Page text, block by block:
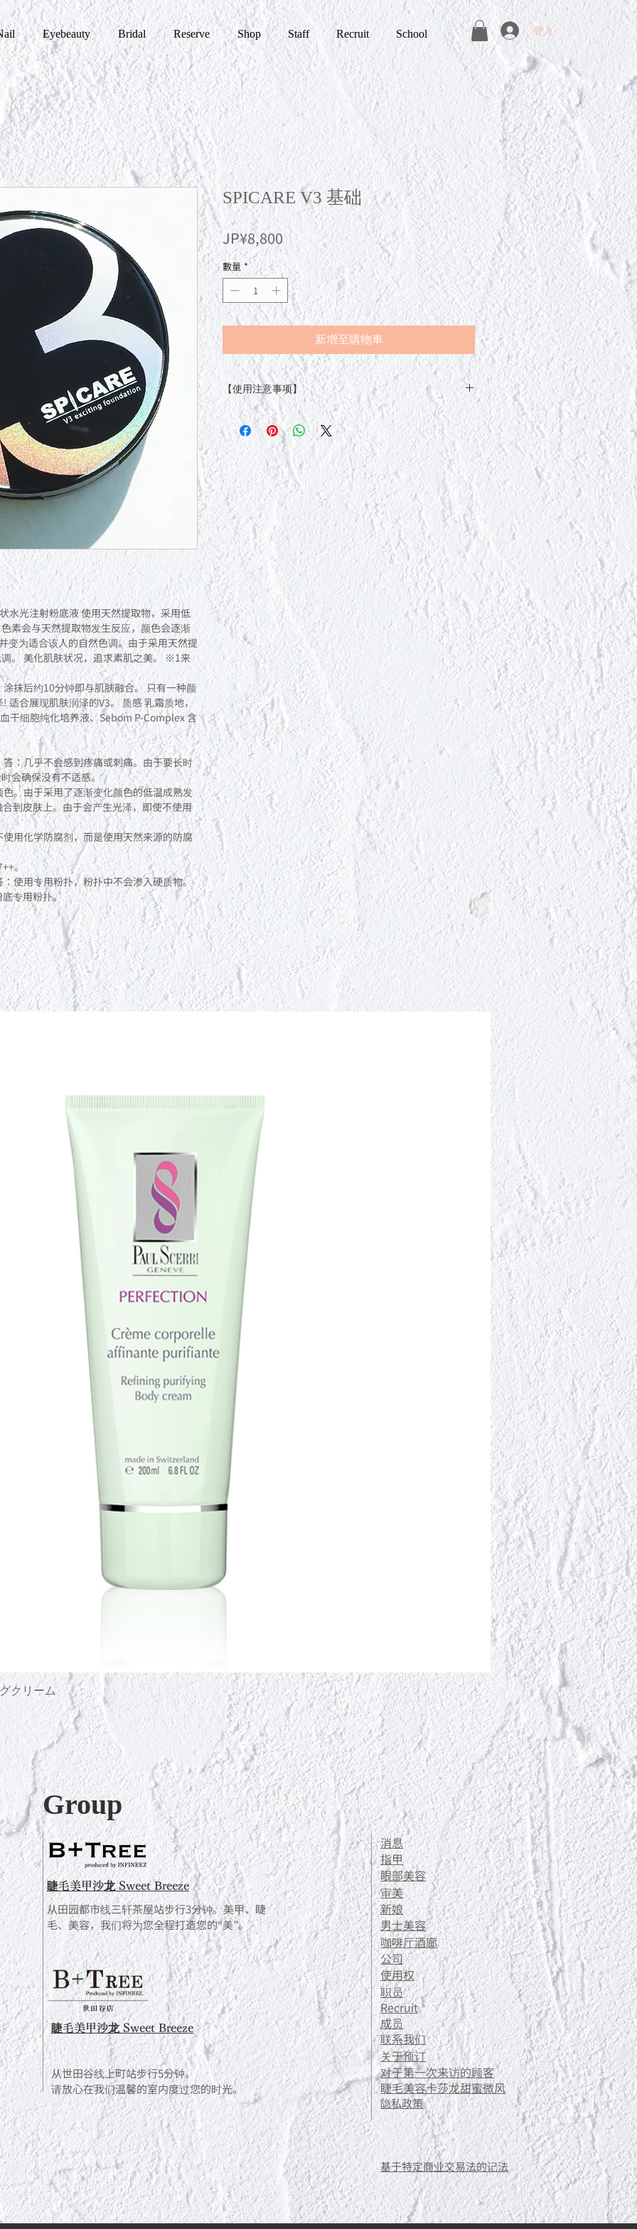
Eyebeauty Bridal Reserve Shop Staff Recruit School 登入
水光注射粉底液 使用天然提取物，采用低
素会与天然提取物发生反应，颜色会逐渐
为适合该人的自然色调。由于采用天然提
。 美化肌肤状况，追求素肌之美。 ※1来
抹后约10分钟即与肌肤融合。 只有一种颜
适合展现肌肤润泽的V3。 质感 乳霜质地，
干细胞纯化培养液、Sebom P-Complex 含
：几乎不会感到疼痛或刺痛。由于要长时
会确保没有不适感。
。由于采用了逐渐变化颜色的低温成熟发
到皮肤上。由于会产生光泽，即使不使用
用化学防腐剂，而是使用天然来源的防腐
。
使用专用粉扑，粉扑中不会渗入硬质物。
专用粉扑。
SPICARE V3 基础
JP¥8,800價
格
數量 *
新增至購物車
【使用注意事项】
由于产品特性，您可能会感到刺痛感，但这不会造成任何
问题，请放心使用。
如果化妆品不适合您的皮肤，即出现以下情况，请立即停
止使用。继续使用化妆品可能会使症状恶化，因此我们建
议您咨询皮肤科医生。
・使用过程中出现皮肤粗糙、发红、肿胀、瘙痒、刺激、
脱色（白癜风等）、变黑等异常情况时。
・使用时的肌肤受到阳光直射而出现上述异常或肌肤粗糙
・请勿用于皮肤粗糙或伤口、肿瘤、湿疹等异常部位。
・若不慎入眼，请立即用清水冲洗。
仔细检查皮肤是否有任何异常，如果不适合您的皮肤，请
停止使用。
快速瀏覽
クリーム ポールシェリー ボディト
價格
JP¥13,200
Group
从田园都市线三轩茶屋站步行3分钟。美甲、睫
毛、美容，我们将为您全程打造您的“美”。
从世田谷线上町站步行5分钟。
请放心在我们温馨的室内度过您的时光。
睫毛美甲沙龙 Sweet Breeze
睫毛美甲沙龙 Sweet Breeze
消息
指甲
眼部美容
审美
新娘
男士美容
咖啡厅酒廊
公司
使用权
职员
Recruit
成员
联系我们
关于预订
对于第一次来访的顾客
睫毛美容卡莎龙甜蜜微风
隐私政策
​基于特定商业交易法的记法